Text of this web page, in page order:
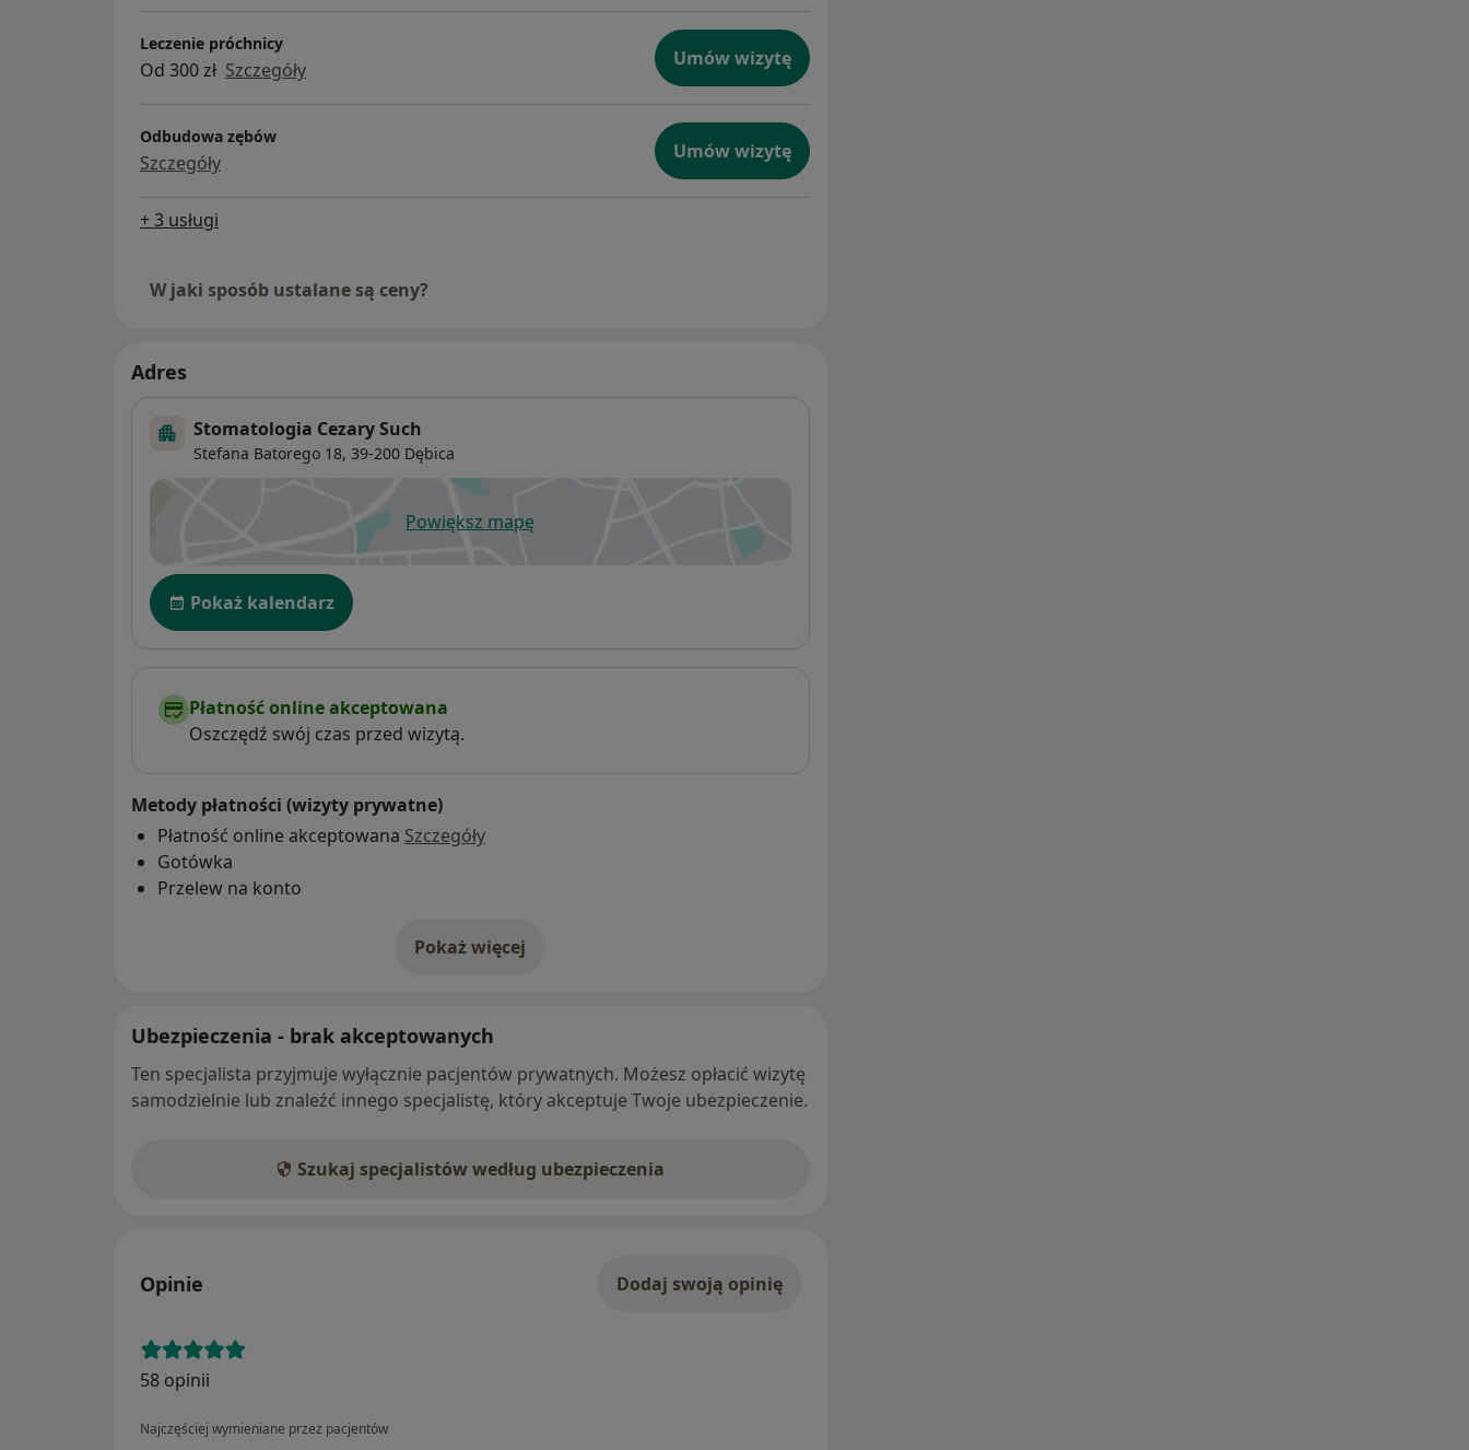
Leczenie próchnicy
Od 300 zł Szczegóły Umów wizytę
Odbudowa zębów
Szczegóły Umów wizytę
+ 3 usługi
W jaki sposób ustalane są ceny?
Adres
Stomatologia Cezary Such
Stefana Batorego 18, 39-200 Dębica
Powiększ mapęotwiera się w nowej karcie
Dostępność
Pokaż kalendarz
Płatność online akceptowana
Oszczędź swój czas przed wizytą.
Metody płatności (wizyty prywatne)
Płatność online akceptowana Szczegóły
Gotówka
Przelew na konto
Pokaż więcej
o adresie
Ubezpieczenia - brak akceptowanych
Ten specjalista przyjmuje wyłącznie pacjentów prywatnych. Możesz opłacić wizytę
samodzielnie lub znaleźć innego specjalistę, który akceptuje Twoje ubezpieczenie.
Szukaj specjalistów według ubezpieczenia
Opinie Dodaj swoją opinię
58 opinii
Najczęściej wymieniane przez pacjentów